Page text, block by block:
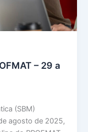
– 29 a
(SBM)
agosto de 2025,